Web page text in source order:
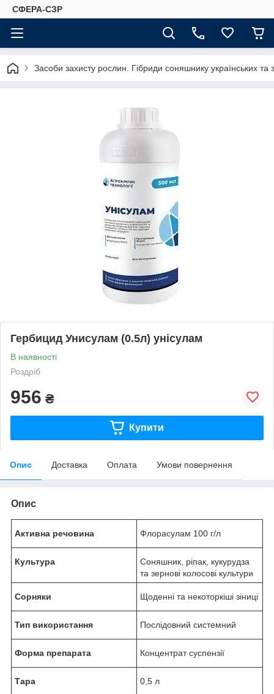
СФЕРА-СЗР
Засоби захисту рослин. Гібриди соняшнику українських та
Гербицид Унисулам (0.5л) унісулам
В наявності
Роздріб
956 ₴
Купити
Опис Доставка Оплата Умови повернення
Опис
Активна речовина Флорасулам 100 г/л
Культура
Соняшник, ріпак, кукурудза
та зернові колосові культури
Сорняки Щоденні та некоторкіші зіниці
Тип використання Послідовний системний
Форма препарата Концентрат суспензії
Тара 0,5 л